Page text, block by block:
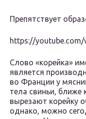
Препятствует
https://youtube.com/
Слово «корейка»
является
во Франции у
тела свиньи, ближе
вырезают корейку
однако, можно